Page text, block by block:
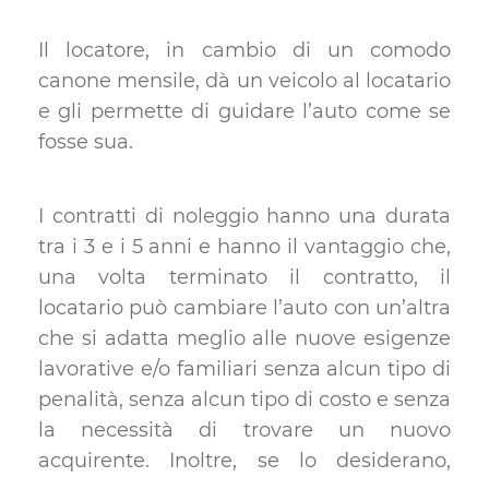
Il locatore, in cambio di un comodo
canone mensile, dà un veicolo al locatario
e gli permette di guidare l’auto come se
fosse sua.
I contratti di noleggio hanno una durata
tra i 3 e i 5 anni e hanno il vantaggio che,
una volta terminato il contratto, il
locatario può cambiare l’auto con un’altra
che si adatta meglio alle nuove esigenze
lavorative e/o familiari senza alcun tipo di
penalità, senza alcun tipo di costo e senza
la necessità di trovare un nuovo
acquirente. Inoltre, se lo desiderano,